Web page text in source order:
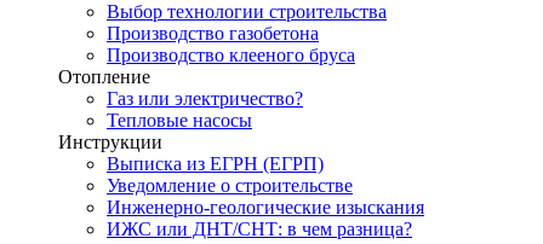
Выбор технологии строительства
Производство газобетона
Производство клееного бруса
Отопление
Газ или электричество?
Тепловые насосы
Инструкции
Выписка из ЕГРН (ЕГРП)
Уведомление о строительстве
Инженерно-геологические изыскания
ИЖС или ДНТ/СНТ: в чем разница?